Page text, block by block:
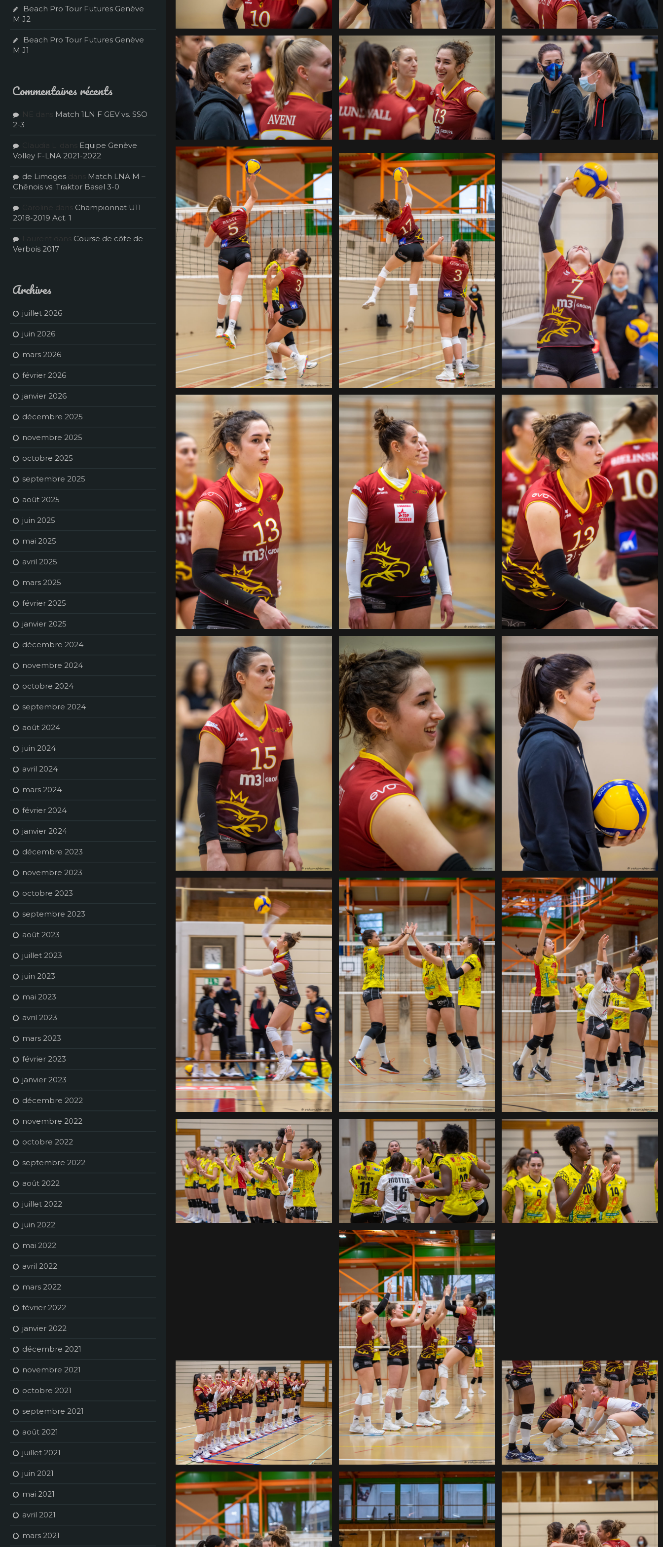
Beach Pro Tour Futures Genève
M J2
Beach Pro Tour Futures Genève
M J1
Commentaires récents
NE dans Match 1LN F GEV vs. SSO
2-3
Claudia L. dans Equipe Genève
Volley F-LNA 2021-2022
de Limoges dans Match LNA M –
Chênois vs. Traktor Basel 3-0
Caroline dans Championnat U11
2018-2019 Act. 1
Laurent dans Course de côte de
Verbois 2017
Archives
juillet 2026
juin 2026
mars 2026
février 2026
janvier 2026
décembre 2025
novembre 2025
octobre 2025
septembre 2025
août 2025
juin 2025
mai 2025
avril 2025
mars 2025
février 2025
janvier 2025
décembre 2024
novembre 2024
octobre 2024
septembre 2024
août 2024
juin 2024
avril 2024
mars 2024
février 2024
janvier 2024
décembre 2023
novembre 2023
octobre 2023
septembre 2023
août 2023
juillet 2023
juin 2023
mai 2023
avril 2023
mars 2023
février 2023
janvier 2023
décembre 2022
novembre 2022
octobre 2022
septembre 2022
août 2022
juillet 2022
juin 2022
mai 2022
avril 2022
mars 2022
février 2022
janvier 2022
décembre 2021
novembre 2021
octobre 2021
septembre 2021
août 2021
juillet 2021
juin 2021
mai 2021
avril 2021
mars 2021